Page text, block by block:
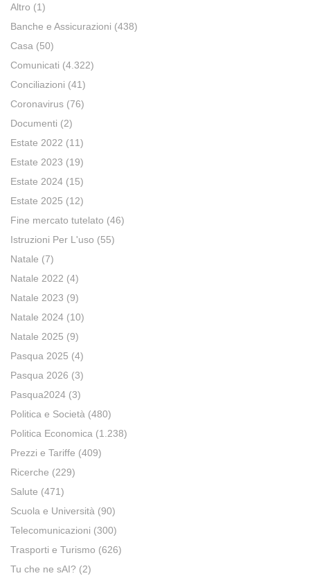
Altro (1)
Banche e Assicurazioni (438)
Casa (50)
Comunicati (4.322)
Conciliazioni (41)
Coronavirus (76)
Documenti (2)
Estate 2022 (11)
Estate 2023 (19)
Estate 2024 (15)
Estate 2025 (12)
Fine mercato tutelato (46)
Istruzioni Per L'uso (55)
Natale (7)
Natale 2022 (4)
Natale 2023 (9)
Natale 2024 (10)
Natale 2025 (9)
Pasqua 2025 (4)
Pasqua 2026 (3)
Pasqua2024 (3)
Politica e Società (480)
Politica Economica (1.238)
Prezzi e Tariffe (409)
Ricerche (229)
Salute (471)
Scuola e Università (90)
Telecomunicazioni (300)
Trasporti e Turismo (626)
Tu che ne sAI? (2)